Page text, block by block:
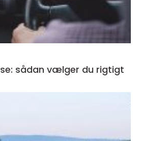
sådan vælger du rigtigt